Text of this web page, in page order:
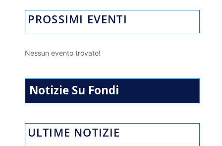
PROSSIMI EVENTI
Nessun evento trovato!
Notizie Su Fondi
ULTIME NOTIZIE